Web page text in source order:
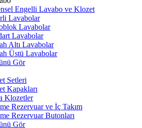
Engelli Lavabo ve Klozet
Lavabolar
Lavabolar
Lavabolar
Altı Lavabolar
Üstü Lavabolar
Gör
Setleri
Kapakları
Klozetler
Rezervuar ve İç Takım
Rezervuar Butonları
Gör